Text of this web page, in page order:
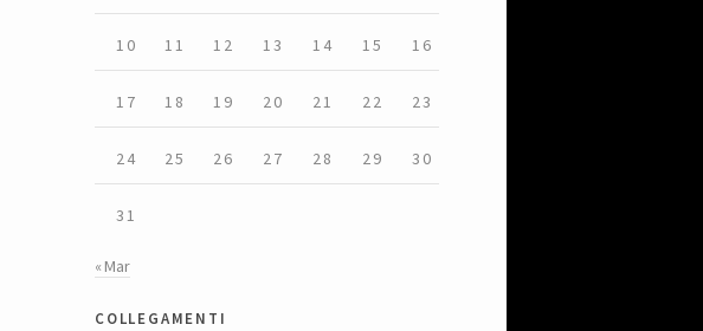
10 11 12 13 14 15 16
17 18 19 20 21 22 23
24 25 26 27 28 29 30
31
« Mar
collegamenti